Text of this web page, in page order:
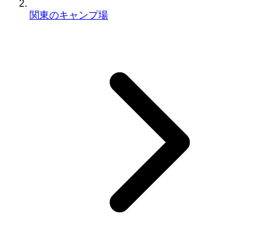
関東のキャンプ場